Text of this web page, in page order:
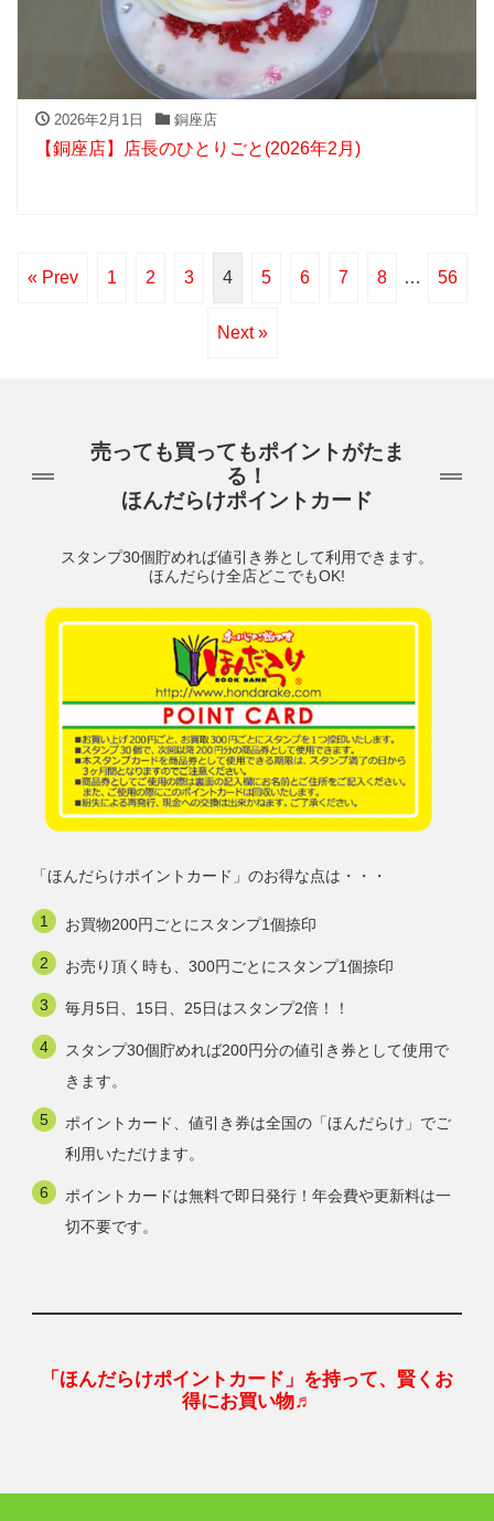
2026年2月1日 銅座店
【銅座店】店長のひとりごと(2026年2月)
« Prev 1 2 3 4 5 6 7 8 … 56
Next »
売っても買ってもポイントがたま
る！
ほんだらけポイントカード
スタンプ30個貯めれば値引き券として利用できます。
ほんだらけ全店どこでもOK!
「ほんだらけポイントカード」のお得な点は・・・
お買物200円ごとにスタンプ1個捺印
お売り頂く時も、300円ごとにスタンプ1個捺印
毎月5日、15日、25日はスタンプ2倍！！
スタンプ30個貯めれば200円分の値引き券として使用で
きます。
ポイントカード、値引き券は全国の「ほんだらけ」でご
利用いただけます。
ポイントカードは無料で即日発行！年会費や更新料は一
切不要です。
「ほんだらけポイントカード」を持って、賢くお
得にお買い物♬